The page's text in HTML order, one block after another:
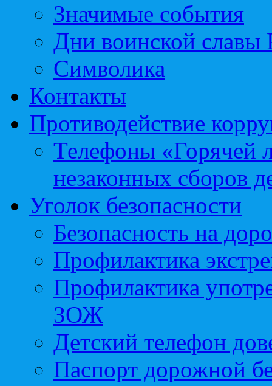
Значимые события
Дни воинской славы
Символика
Контакты
Противодействие
Телефоны «Горячей
незаконных сборов
Уголок безопасности
Безопасность на
Профилактика
Профилактика
ЗОЖ
Детский телефон
Паспорт дорожной